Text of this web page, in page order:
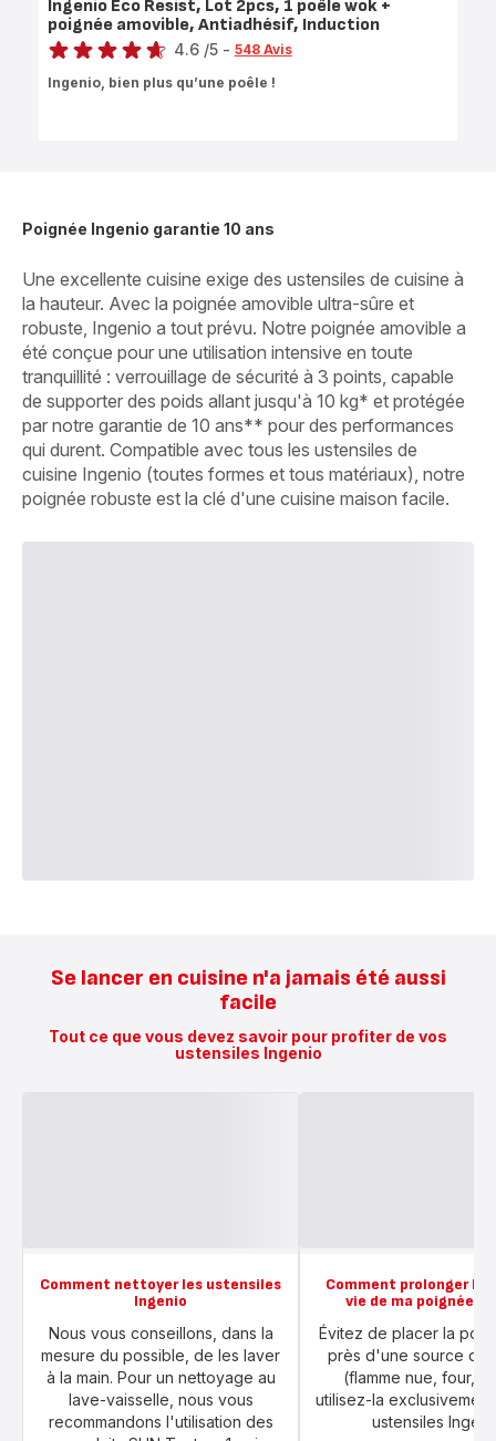
Ingenio Eco Resist, Lot 2pcs, 1 poêle wok +
poignée amovible, Antiadhésif, Induction
Note
4.6 /5 - 548 Avis
Ingenio, bien plus qu’une poêle !
Poignée Ingenio garantie 10 ans
Une excellente cuisine exige des ustensiles de cuisine à
la hauteur. Avec la poignée amovible ultra-sûre et
robuste, Ingenio a tout prévu. Notre poignée amovible a
été conçue pour une utilisation intensive en toute
tranquillité : verrouillage de sécurité à 3 points, capable
de supporter des poids allant jusqu'à 10 kg* et protégée
par notre garantie de 10 ans** pour des performances
qui durent. Compatible avec tous les ustensiles de
cuisine Ingenio (toutes formes et tous matériaux), notre
poignée robuste est la clé d'une cuisine maison facile.
Se lancer en cuisine n'a jamais été aussi
facile
Tout ce que vous devez savoir pour profiter de vos
ustensiles Ingenio
Comment nettoyer les ustensiles
Ingenio
Nous vous conseillons, dans la
mesure du possible, de les laver
à la main. Pour un nettoyage au
lave-vaisselle, nous vous
recommandons l'utilisation des
Comment prolonger la
vie de ma poignée
Évitez de placer la
près d'une source de
(flamme nue, four,
utilisez-la
ustensiles